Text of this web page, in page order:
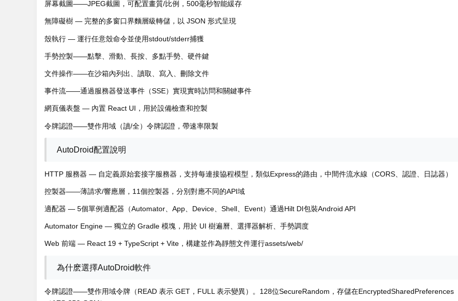
屏幕截圖——JPEG截圖，可配置畫質/比例，500毫秒智能緩存
無障礙樹 — 完整的多窗口界麵層級轉儲，以 JSON 形式呈現
殼執行 — 運行任意殼命令並使用stdout/stderr捕獲
手勢控製——點擊、滑動、長按、多點手勢、硬件鍵
文件操作——在沙箱內列出、讀取、寫入、刪除文件
事件流——通過服務器發送事件（SSE）實現實時訪問和關鍵事件
網頁儀表盤 — 內置 React UI，用於設備檢查和控製
令牌認證——雙作用域（讀/全）令牌認證，帶速率限製
AutoDroid配置說明
HTTP 服務器 — 自定義原始套接字服務器，支持每連接協程模型，類似Express的路由，中間件流水線（CORS、認證、日誌器）
控製器——薄請求/響應層，11個控製器，分別對應不同的API域
適配器 — 5個單例適配器（Automator、App、Device、Shell、Event）通過Hilt DI包裝Android API
Automator Engine — 獨立的 Gradle 模塊，用於 UI 樹遍曆、選擇器解析、手勢調度
Web 前端 — React 19 + TypeScript + Vite，構建並作為靜態文件運行assets/web/
為什麽選擇AutoDroid軟件
令牌認證——雙作用域令牌（READ 表示 GET，FULL 表示變異）。128位SecureRandom，存儲在EncryptedSharedPreferences